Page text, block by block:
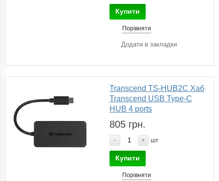
Купити
Порівняти
Додати в закладки
Transcend TS-HUB2C Хаб
Transcend USB Type-C
HUB 4 ports
805 грн.
- + шт
Купити
Порівняти